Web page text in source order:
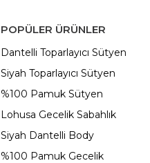
POPÜLER ÜRÜNLER
Dantelli Toparlayıcı Sütyen
Siyah Toparlayıcı Sütyen
%100 Pamuk Sütyen
Lohusa Gecelik Sabahlık
Siyah Dantelli Body
%100 Pamuk Gecelik